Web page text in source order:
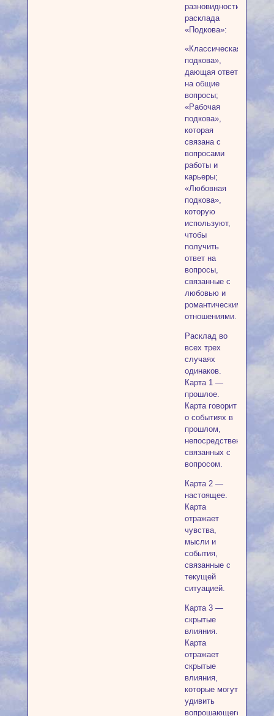
разновидности
расклада
«Подкова»:
«Классическая
подкова»,
дающая ответ
на общие
вопросы;
«Рабочая
подкова»,
которая
связана с
вопросами
работы и
карьеры;
«Любовная
подкова»,
которую
используют,
чтобы
получить
ответ на
вопросы,
связанные с
любовью и
романтическими
отношениями.
Расклад во
всех трех
случаях
одинаков.
Карта 1 —
прошлое.
Карта говорит
о событиях в
прошлом,
непосредственно
связанных с
вопросом.
Карта 2 —
настоящее.
Карта
отражает
чувства,
мысли и
события,
связанные с
текущей
ситуацией.
Карта 3 —
скрытые
влияния.
Карта
отражает
скрытые
влияния,
которые могут
удивить
вопрошающего